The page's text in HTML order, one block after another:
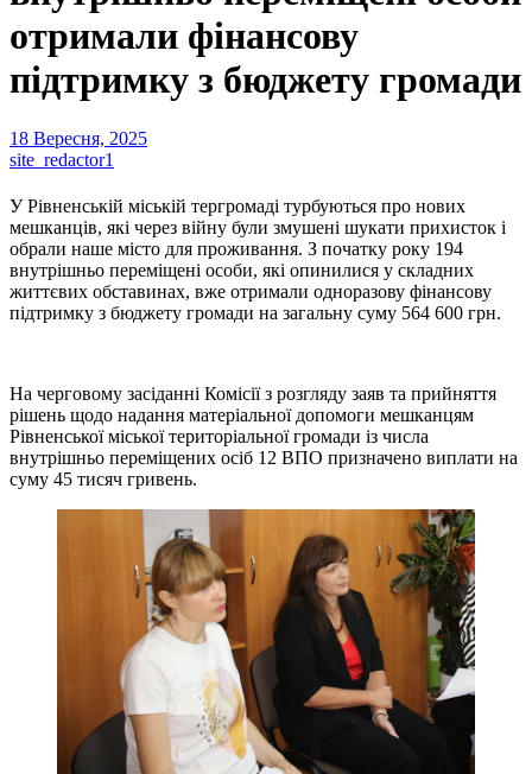
отримали фінансову
підтримку з бюджету громади
18 Вересня, 2025
site_redactor1
У Рівненській міській тергромаді турбуються про нових
мешканців, які через війну були змушені шукати прихисток і
обрали наше місто для проживання. З початку року 194
внутрішньо переміщені особи, які опинилися у складних
життєвих обставинах, вже отримали одноразову фінансову
підтримку з бюджету громади на загальну суму 564 600 грн.
На черговому засіданні Комісії з розгляду заяв та прийняття
рішень щодо надання матеріальної допомоги мешканцям
Рівненської міської територіальної громади із числа
внутрішньо переміщених осіб 12 ВПО призначено виплати на
суму 45 тисяч гривень.